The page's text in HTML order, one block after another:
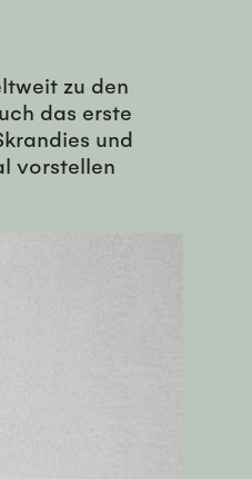
zu den
das erste
und
vorstellen